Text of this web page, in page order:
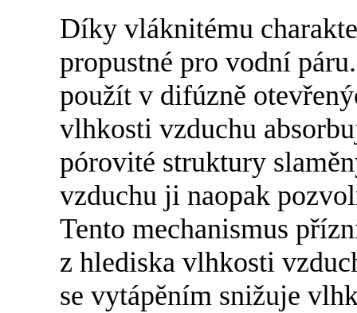
Díky vláknitému
propustné pro vodní
použít v difúzně
vlhkosti vzduchu
pórovité struktury
vzduchu ji naopak
Tento mechanismus
z hlediska vlhkosti
se vytápěním snižuje